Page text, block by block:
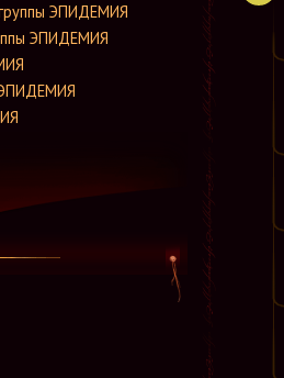
ЭПИДЕМИЯ
ЭПИДЕМИЯ